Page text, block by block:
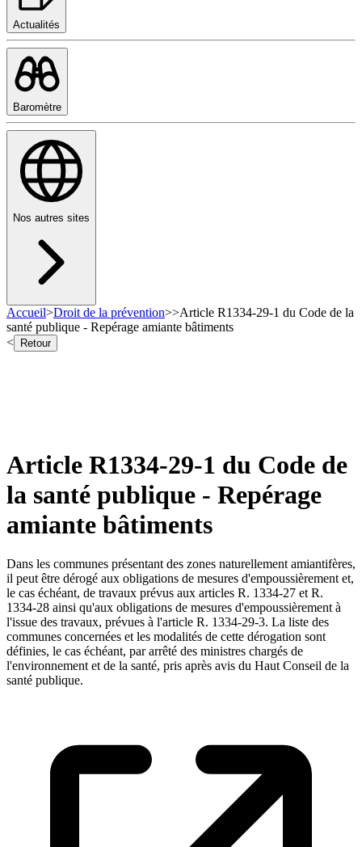
Actualités
Baromètre
Nos autres sites
Accueil>Droit de la prévention>>Article R1334-29-1 du Code de la
santé publique - Repérage amiante bâtiments
<
Retour
Article R1334-29-1 du Code de
la santé publique - Repérage
amiante bâtiments
Dans les communes présentant des zones naturellement amiantifères,
il peut être dérogé aux obligations de mesures d'empoussièrement et,
le cas échéant, de travaux prévus aux articles R. 1334-27 et R.
1334-28 ainsi qu'aux obligations de mesures d'empoussièrement à
l'issue des travaux, prévues à l'article R. 1334-29-3. La liste des
communes concernées et les modalités de cette dérogation sont
définies, le cas échéant, par arrêté des ministres chargés de
l'environnement et de la santé, pris après avis du Haut Conseil de la
santé publique.